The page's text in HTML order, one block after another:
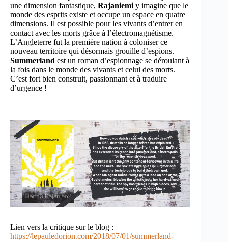
une dimension fantastique, Rajaniemiy imagine que le
monde des esprits existe et occupe un espace en quatre
dimensions. Il est possible pour les vivants d’entrer en
contact avec les morts grâce à l’électromagnétisme.
L’Angleterre fut la première nation à coloniser ce
nouveau territoire qui désormais grouille d’espions.
Summerland est un roman d’espionnage se déroulant à
la fois dans le monde des vivants et celui des morts.
C’est fort bien construit, passionnant et à traduire
d’urgence !
Lien vers la critique sur le blog :
https://lepauledorion.com/2018/07/01/summerland-